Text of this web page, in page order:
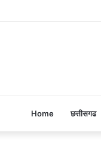
Home छत्तीसगढ